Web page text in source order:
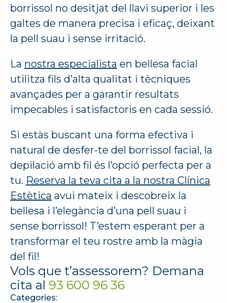
borrissol no desitjat del llavi superior i les
galtes de manera precisa i eficaç, deixant
la pell suau i sense irritació.
La nostra especialista en bellesa facial
utilitza fils d’alta qualitat i tècniques
avançades per a garantir resultats
impecables i satisfactoris en cada sessió.
Si estàs buscant una forma efectiva i
natural de desfer-te del borrissol facial, la
depilació amb fil és l’opció perfecta per a
tu. Reserva la teva cita a la nostra Clínica
Estètica avui mateix i descobreix la
bellesa i l’elegància d’una pell suau i
sense borrissol! T’estem esperant per a
transformar el teu rostre amb la màgia
del fil!
Vols que t’assessorem? Demana
cita al 93 600 96 36
Categories: